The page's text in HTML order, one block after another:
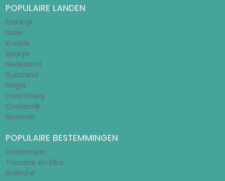
POPULAIRE LANDEN
Frankrijk
Italië
Kroatië
Spanje
Nederland
Duitsland
België
Luxemburg
Oostenrijk
Slovenië
POPULAIRE BESTEMMINGEN
Gardameer
Toscane en Elba
Ardèche